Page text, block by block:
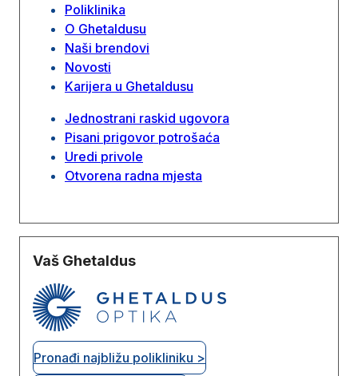
Poliklinika
O Ghetaldusu
Naši brendovi
Novosti
Karijera u Ghetaldusu
Jednostrani raskid ugovora
Pisani prigovor potrošaća
Uredi privole
Otvorena radna mjesta
Vaš Ghetaldus
Pronađi najbližu polikliniku >